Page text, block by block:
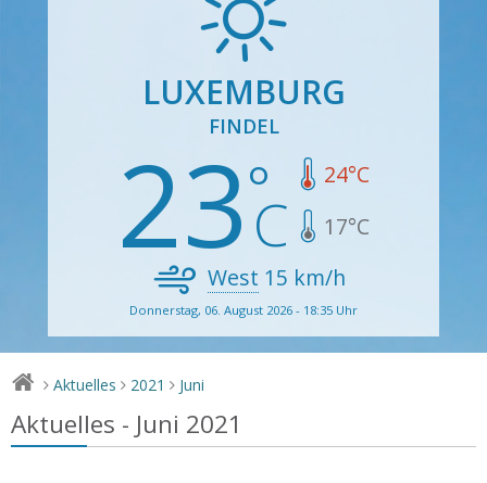
LUXEMBURG
FINDEL
23 24°C
17°C
West 15 km/h
Donnerstag, 06. August 2026 - 18:35 Uhr
> Aktuelles > 2021 > Juni
Aktuelles - Juni 2021